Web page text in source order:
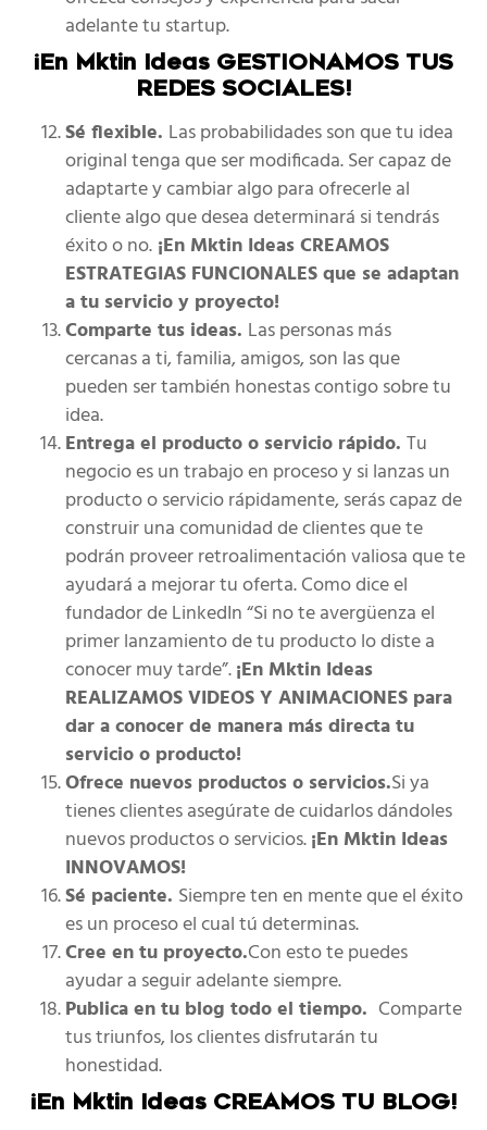
adelante tu startup.
¡En Mktin Ideas GESTIONAMOS TUS
REDES SOCIALES!
Sé flexible. Las probabilidades son que tu idea
original tenga que ser modificada. Ser capaz de
adaptarte y cambiar algo para ofrecerle al
cliente algo que desea determinará si tendrás
éxito o no. ¡En Mktin Ideas CREAMOS
ESTRATEGIAS FUNCIONALES que se adaptan
a tu servicio y proyecto!
Comparte tus ideas. Las personas más
cercanas a ti, familia, amigos, son las que
pueden ser también honestas contigo sobre tu
idea.
Entrega el producto o servicio rápido. Tu
negocio es un trabajo en proceso y si lanzas un
producto o servicio rápidamente, serás capaz de
construir una comunidad de clientes que te
podrán proveer retroalimentación valiosa que te
ayudará a mejorar tu oferta. Como dice el
fundador de LinkedIn “Si no te avergüenza el
primer lanzamiento de tu producto lo diste a
conocer muy tarde”.¡En Mktin Ideas
REALIZAMOS VIDEOS Y ANIMACIONES para
dar a conocer de manera más directa tu
servicio o producto!
Ofrece nuevos productos o servicios.Si ya
tienes clientes asegúrate de cuidarlos dándoles
nuevos productos o servicios.¡En Mktin Ideas
INNOVAMOS!
Sé paciente. Siempre ten en mente que el éxito
es un proceso el cual tú determinas.
Cree en tu proyecto.Con esto te puedes
ayudar a seguir adelante siempre.
Publica en tu blog todo el tiempo. Comparte
tus triunfos, los clientes disfrutarán tu
honestidad.
¡En Mktin Ideas CREAMOS TU BLOG!